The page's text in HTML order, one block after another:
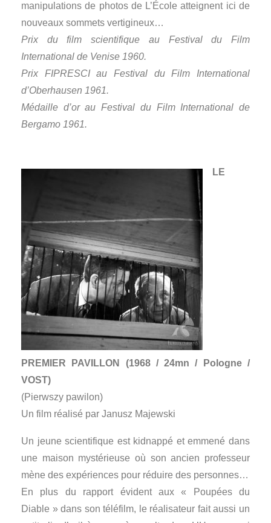
manipulations de photos de L’École atteignent ici de
nouveaux sommets vertigineux…
Prix du film scientifique au Festival du Film
International de Venise 1960.
Prix FIPRESCI au Festival du Film International
d’Oberhausen 1961.
Médaille d’or au Festival du Film International de
Bergamo 1961.
LE
PREMIER PAVILLON (1968 / 24mn / Pologne /
VOST)
(Pierwszy pawilon)
Un film réalisé par Janusz Majewski
Un jeune scientifique est kidnappé et emmené dans
une maison mystérieuse où son ancien professeur
mène des expériences pour réduire des personnes…
En plus du rapport évident aux « Poupées du
Diable » dans son téléfilm, le réalisateur fait aussi un